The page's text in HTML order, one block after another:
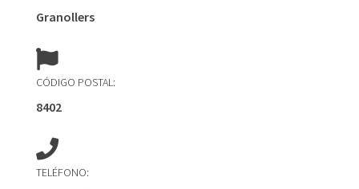
Granollers
CÓDIGO POSTAL:
8402
TELÉFONO: